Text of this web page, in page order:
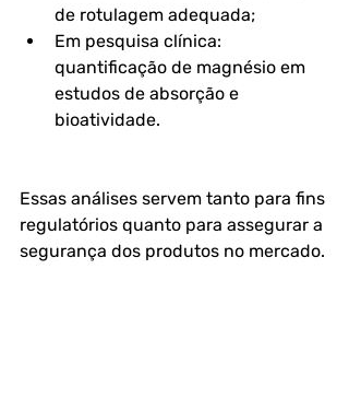
de rotulagem adequada;
Em pesquisa clínica:
quantificação de magnésio em
estudos de absorção e
bioatividade.
Essas análises servem tanto para fins
regulatórios quanto para assegurar a
segurança dos produtos no mercado.